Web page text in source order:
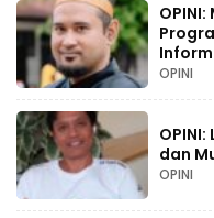
OPINI
dan
OPINI